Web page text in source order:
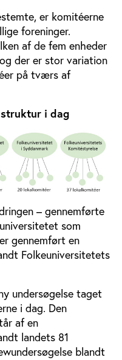
er komitéerne
foreninger.
af de fem enheder
der er stor variation
på tværs af
i dag
– gennemførte
som
gennemført en
Folkeuniversitetets
undersøgelse taget
i dag. Den
af en
landets 81
blandt